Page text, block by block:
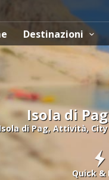
Destinazioni
Isola di
Isola di Pag, Attività,
Quick &